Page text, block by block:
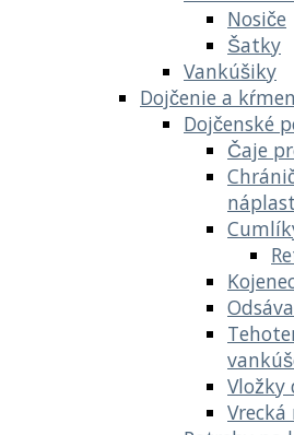
Nosiče
Šatky
Vankúšiky
Dojčenie a
Dojčenské
Čaje
Vložky